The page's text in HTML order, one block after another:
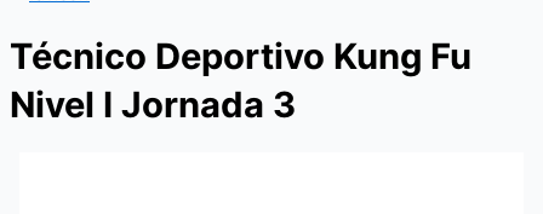
Técnico Deportivo Kung Fu
Nivel I Jornada 3